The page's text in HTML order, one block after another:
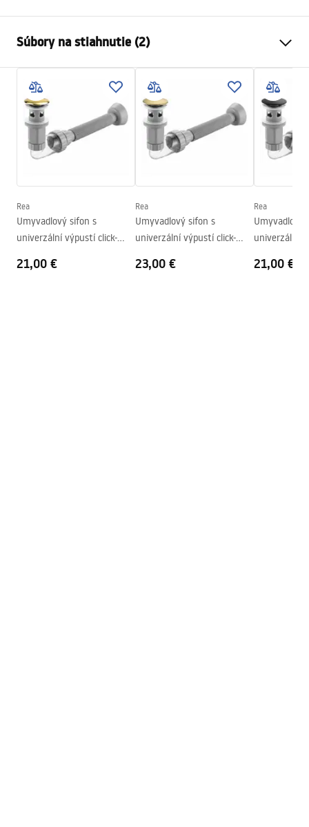
Farba
Prevedenie
Lesklý
Dĺžka
400
Šírka
400
Výška
115mm
Hĺbka
100
Otvor pre batériu
Prepadový otvor
Nie
Súbory na stiahnutie (2)
Návod na montáž
Záručné podmienky
Rea
Umyvadlový sifon s
univerzální výpustí click-
21,00 €
Rea
Umyvadlový sifon s
univerzální výpustí click-
23,00 €
Rea
Umyvadlový
univerzální
21,00 €